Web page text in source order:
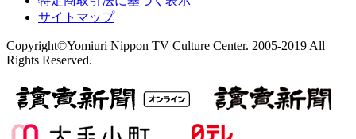
サイトマップ
Copyright©Yomiuri Nippon TV Culture Center. 2005-2019 All
Rights Reserved.